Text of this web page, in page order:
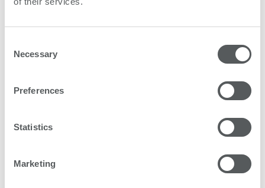
Selection
Necessary
Preferences
Statistics
Marketing
おいて動物由来の成分を使用しており
気・電子機器）2012/19/EUに準拠し